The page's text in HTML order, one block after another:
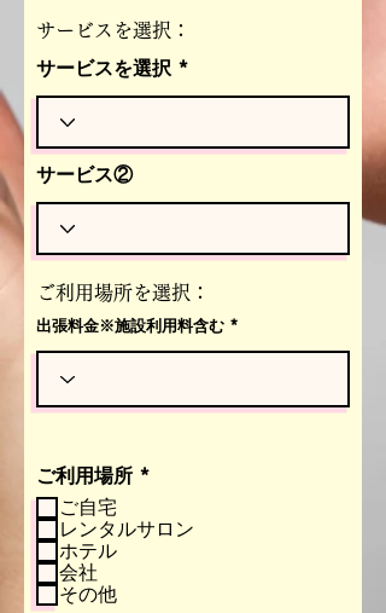
サービスを選択：
サービスを選択
サービス②
ご利用場所を選択：
出張料金※施設利用料含む
ご利用場所 *必
目
ご自宅
レンタルサロン
ホテル
会社
その他